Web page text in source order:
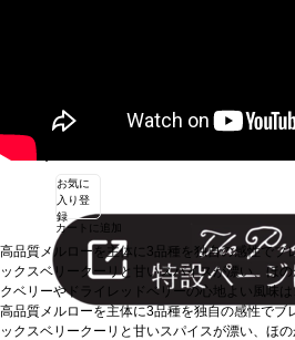
¥19,800
お気に
入り登
録
カートに追加
高品質メルローを主体に3品種を独自の感性でブ
ックスベリークーリと甘いスパイスが漂い、ほ
クベリーやドライレッドベリーの心地よい風味
る。葡萄品種メルロー 87.5%、プティ・ヴェル
高品質メルローを主体に3品種を独自の感性でブ
ックスベリークーリと甘いスパイスが漂い、ほ